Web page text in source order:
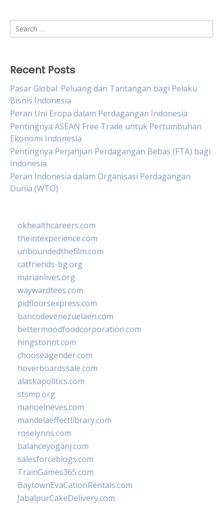
Search
for:
Recent Posts
Pasar Global: Peluang dan Tantangan bagi Pelaku
Bisnis Indonesia
Peran Uni Eropa dalam Perdagangan Indonesia
Pentingnya ASEAN Free Trade untuk Pertumbuhan
Ekonomi Indonesia
Pentingnya Perjanjian Perdagangan Bebas (FTA) bagi
Indonesia
Peran Indonesia dalam Organisasi Perdagangan
Dunia (WTO)
okhealthcareers.com
theintexperience.com
unboundedthefilm.com
catfriends-bg.org
marianlives.org
waywardtees.com
pidfloorsexpress.com
bancodevenezuelaen.com
bettermoodfoodcorporation.com
hingstonnt.com
chooseagender.com
hoverboardssale.com
alaskapolitics.com
stsmp.org
manoelneves.com
mandelaeffectlibrary.com
roselynns.com
balanceyoganj.com
salesforceblogs.com
TrainGames365.com
BaytownEvaCationRentals.com
JabalpurCakeDelivery.com